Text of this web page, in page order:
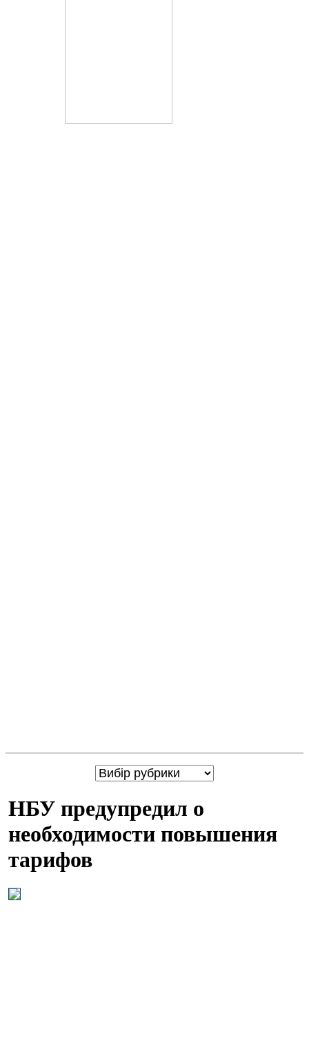
НБУ предупредил о
необходимости повышения
тарифов